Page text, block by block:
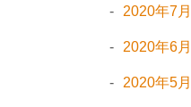
2020年7月
2020年6月
2020年5月